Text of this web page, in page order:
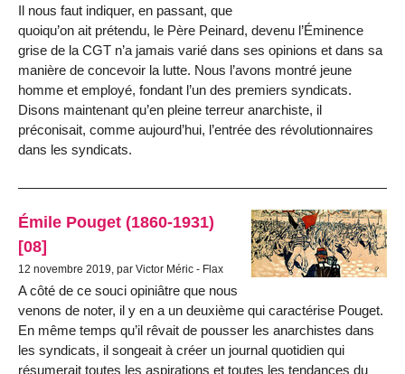
Il nous faut indiquer, en passant, que
quoiqu’on ait prétendu, le Père Peinard, devenu l’Éminence
grise de la CGT n’a jamais varié dans ses opinions et dans sa
manière de concevoir la lutte. Nous l’avons montré jeune
homme et employé, fondant l’un des premiers syndicats.
Disons maintenant qu’en pleine terreur anarchiste, il
préconisait, comme aujourd’hui, l’entrée des révolutionnaires
dans les syndicats.
Émile Pouget (1860-1931)
[08]
12 novembre 2019, par Victor Méric - Flax
A côté de ce souci opiniâtre que nous
venons de noter, il y en a un deuxième qui caractérise Pouget.
En même temps qu’il rêvait de pousser les anarchistes dans
les syndicats, il songeait à créer un journal quotidien qui
résumerait toutes les aspirations et toutes les tendances du